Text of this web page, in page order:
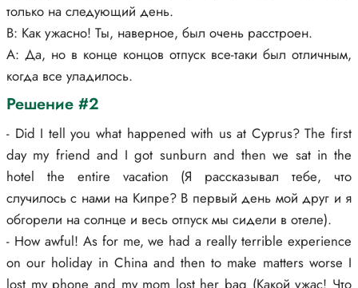
только на следующий день.
B: Как ужасно! Ты, наверное, был очень расстроен.
A: Да, но в конце концов отпуск все-таки был отличным,
когда все уладилось.
Решение #2
- Did I tell you what happened with us at Cyprus? The first
day my friend and I got sunburn and then we sat in the
hotel the entire vacation (Я рассказывал тебе, что
случилось с нами на Кипре? В первый день мой друг и я
обгорели на солнце и весь отпуск мы сидели в отеле).
- How awful! As for me, we had a really terrible experience
on our holiday in China and then to make matters worse I
lost my phone and my mom lost her bag (Какой ужас! Что